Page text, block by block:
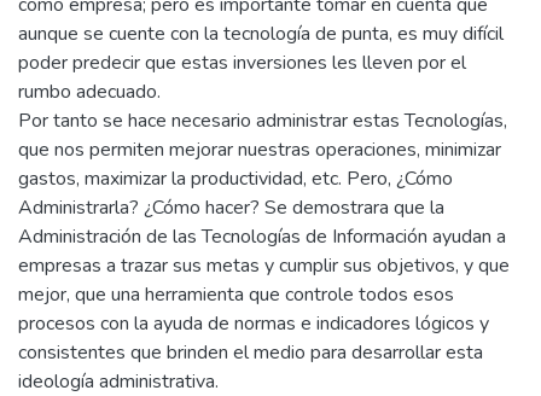
aunque se cuente con la tecnología de punta, es muy difícil
poder predecir que estas inversiones les lleven por el
rumbo adecuado.
Por tanto se hace necesario administrar estas Tecnologías,
que nos permiten mejorar nuestras operaciones, minimizar
gastos, maximizar la productividad, etc. Pero, ¿Cómo
Administrarla? ¿Cómo hacer? Se demostrara que la
Administración de las Tecnologías de Información ayudan a
empresas a trazar sus metas y cumplir sus objetivos, y que
mejor, que una herramienta que controle todos esos
procesos con la ayuda de normas e indicadores lógicos y
consistentes que brinden el medio para desarrollar esta
ideología administrativa.